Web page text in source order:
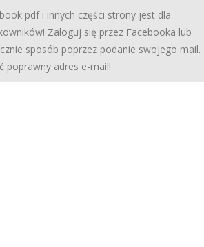
pdf i innych części strony jest dla
Zaloguj się przez Facebooka lub
sposób poprzez podanie swojego mail.
poprawny adres e-mail!